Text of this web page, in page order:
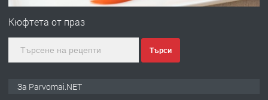
Кюфтета от праз
Търси
За Parvomai.NET